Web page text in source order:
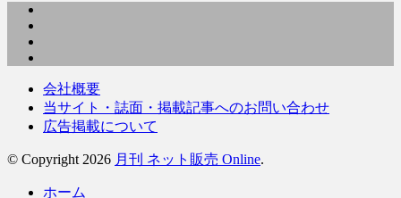
会社概要
当サイト・誌面・掲載記事へのお問い合わせ
広告掲載について
© Copyright 2026 月刊 ネット販売 Online.
ホーム